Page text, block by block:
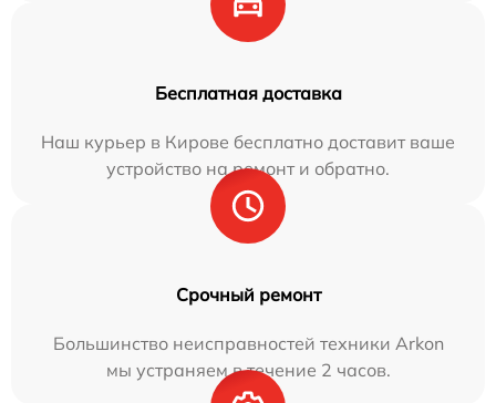
Бесплатная доставка
Наш курьер в Кирове бесплатно доставит ваше
устройство на ремонт и обратно.
Срочный ремонт
Большинство неисправностей техники Arkon
мы устраняем в течение 2 часов.